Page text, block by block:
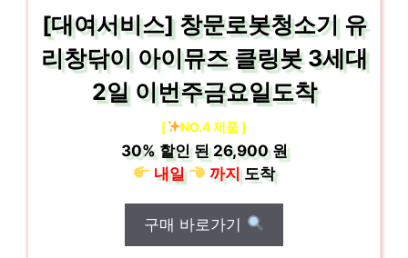
[대여서비스] 창문로봇청소기 유
리창닦이 아이뮤즈 클링봇 3세대
2일 이번주금요일도착
[ NO.4 제품 ]
30%할인 된26,900 원
내일
까지도착
구매 바로가기